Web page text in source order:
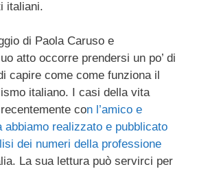
italiani.
di Paola Caruso e
atto occorre prendersi un po’ di
capire come come funziona il
italiano. I casi della vita
con l’amico e
abbiamo realizzato e pubblicato
dei numeri della professione
La sua lettura può servirci per